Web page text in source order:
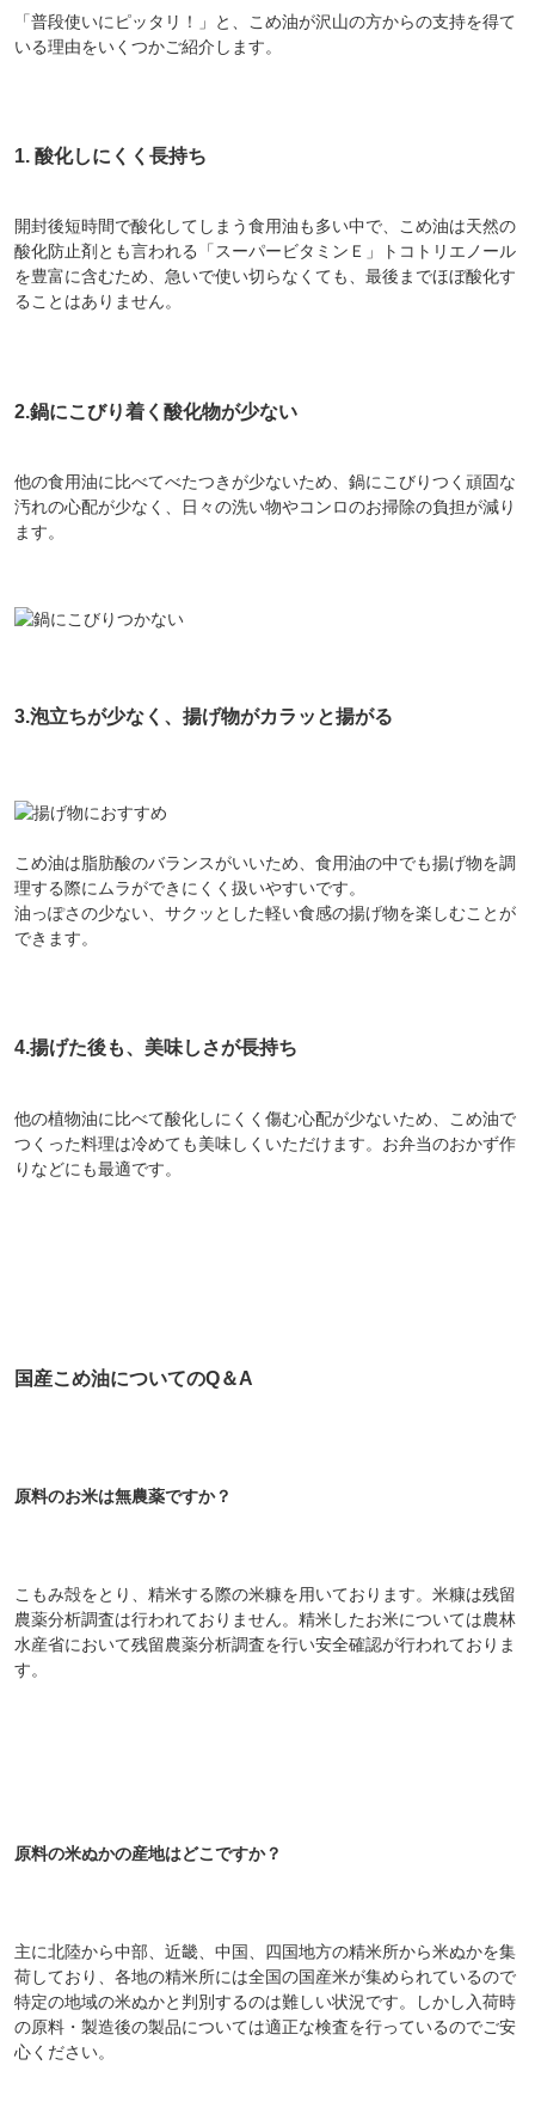
「普段使いにピッタリ！」と、こめ油が沢山の方からの支持を得て
いる理由をいくつかご紹介します。
1. 酸化しにくく長持ち
開封後短時間で酸化してしまう食用油も多い中で、こめ油は天然の
酸化防止剤とも言われる「スーパービタミンＥ」トコトリエノール
を豊富に含むため、急いで使い切らなくても、最後までほぼ酸化す
ることはありません。
2.鍋にこびり着く酸化物が少ない
他の食用油に比べてべたつきが少ないため、鍋にこびりつく頑固な
汚れの心配が少なく、日々の洗い物やコンロのお掃除の負担が減り
ます。
3.泡立ちが少なく、揚げ物がカラッと揚がる
こめ油は脂肪酸のバランスがいいため、食用油の中でも揚げ物を調
理する際にムラができにくく扱いやすいです。
油っぽさの少ない、サクッとした軽い食感の揚げ物を楽しむことが
できます。
4.揚げた後も、美味しさが長持ち
他の植物油に比べて酸化しにくく傷む心配が少ないため、こめ油で
つくった料理は冷めても美味しくいただけます。お弁当のおかず作
りなどにも最適です。
国産こめ油についてのQ＆A
原料のお米は無農薬ですか？
こもみ殻をとり、精米する際の米糠を用いております。米糠は残留
農薬分析調査は行われておりません。精米したお米については農林
水産省において残留農薬分析調査を行い安全確認が行われておりま
す。
原料の米ぬかの産地はどこですか？
主に北陸から中部、近畿、中国、四国地方の精米所から米ぬかを集
荷しており、各地の精米所には全国の国産米が集められているので
特定の地域の米ぬかと判別するのは難しい状況です。しかし入荷時
の原料・製造後の製品については適正な検査を行っているのでご安
心ください。